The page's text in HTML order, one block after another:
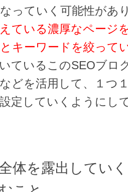
っていく可能性があ
ている濃厚なページ
キーワードを絞って
ているこのSEOブロ
どを活用して、１つ
定していくようにし
体を露出してい